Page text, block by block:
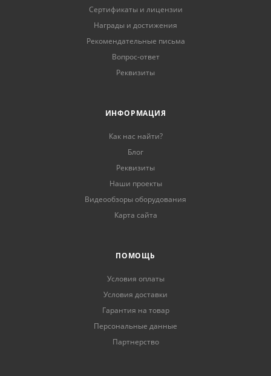
Сертификаты и лицензии
Награды и достижения
Рекомендательные письма
Вопрос-ответ
Реквизиты
ИНФОРМАЦИЯ
Как нас найти?
Блог
Реквизиты
Наши проекты
Видеообзоры оборудования
Карта сайта
ПОМОЩЬ
Условия оплаты
Условия доставки
Гарантия на товар
Персональные данные
Партнерство